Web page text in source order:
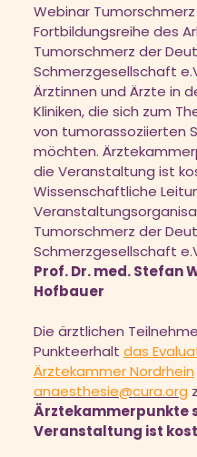
Webinar
Fortbildungsreihe des
Tumorschmerz der
Schmerzgesellschaft
Ärztinnen und Ärzte in
Kliniken, die sich zum
von tumorassoziierten
möchten.
die Veranstaltung ist
Wissenschaftliche
Tumorschmerz der
Schmerzgesellschaft
Prof. Dr. med. Stefan
Hofbauer
Die ärztlichen
Punkteerhalt das
Ärztekammer Nordrhein
anaesthesie@cura.org
Ärztekammerpunkte
Veranstaltung ist